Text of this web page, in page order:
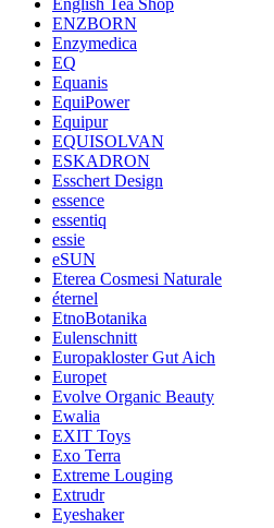
ENZBORN
Enzymedica
EQ
Equanis
EquiPower
Equipur
EQUISOLVAN
ESKADRON
Esschert Design
essence
essentiq
essie
eSUN
Eterea Cosmesi Naturale
éternel
EtnoBotanika
Eulenschnitt
Europakloster Gut Aich
Europet
Evolve Organic Beauty
Ewalia
EXIT Toys
Exo Terra
Extreme Louging
Extrudr
Eyeshaker